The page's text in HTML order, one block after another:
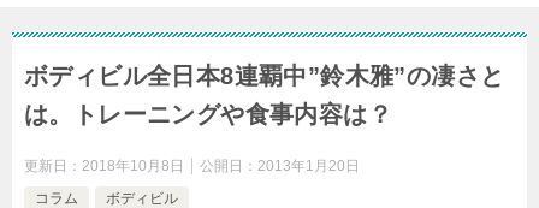
ボディビル全日本8連覇中”鈴木雅”の凄さと
は。トレーニングや食事内容は？
更新日： 2018年10月8日 公開日： 2013年1月20日
コラム
ボディビル